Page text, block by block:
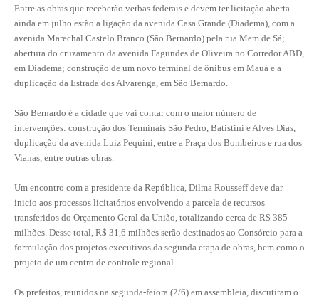
ACORDOS, CONVENÇÕES E DISSÍDIOS
CONTRIBUIÇÕES
CONTRIBUIÇÃO ASSISTENCIAL
CONTRIBUIÇÃO ASSOCIATIVA OU ANUIDADE DE SÓCIO
CONTRIBUIÇÃO SINDICAL URBANA
Entre as obras que receberão verbas federais e devem ter licitação aberta
ainda em julho estão a ligação da avenida Casa Grande (Diadema), com a
avenida Marechal Castelo Branco (São Bernardo) pela rua Mem de Sá;
abertura do cruzamento da avenida Fagundes de Oliveira no Corredor ABD,
em Diadema; construção de um novo terminal de ônibus em Mauá e a
duplicação da Estrada dos Alvarenga, em São Bernardo.
São Bernardo é a cidade que vai contar com o maior número de
intervenções: construção dos Terminais São Pedro, Batistini e Alves Dias,
duplicação da avenida Luiz Pequini, entre a Praça dos Bombeiros e rua dos
Vianas, entre outras obras.
Um encontro com a presidente da República, Dilma Rousseff deve dar
inicio aos processos licitatórios envolvendo a parcela de recursos
transferidos do Orçamento Geral da União, totalizando cerca de R$ 385
milhões. Desse total, R$ 31,6 milhões serão destinados ao Consórcio para a
formulação dos projetos executivos da segunda etapa de obras, bem como o
projeto de um centro de controle regional.
Os prefeitos, reunidos na segunda-feiora (2/6) em assembleia, discutiram o